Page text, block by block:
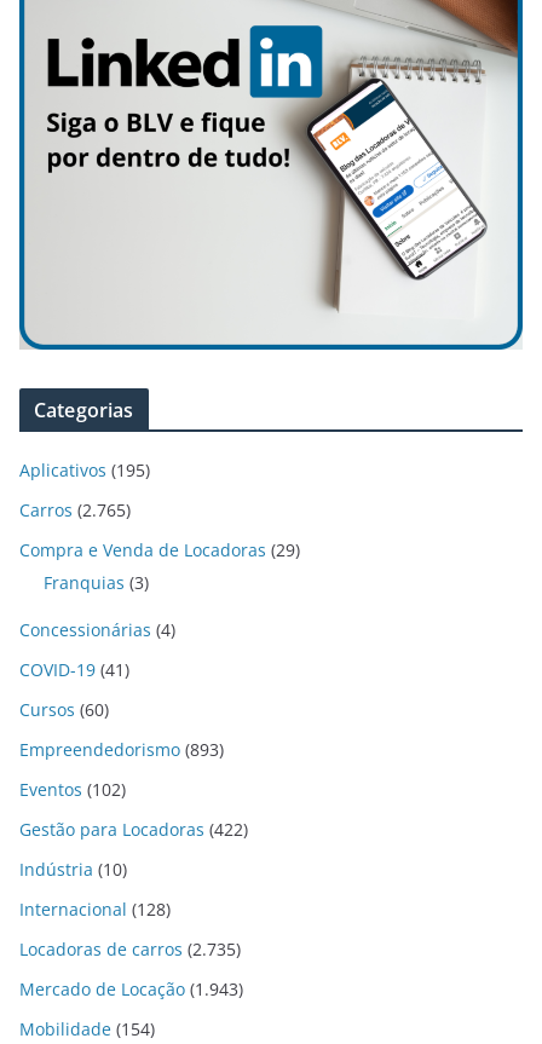
Categorias
Aplicativos (195)
Carros (2.765)
Compra e Venda de Locadoras (29)
Franquias (3)
Concessionárias (4)
COVID-19 (41)
Cursos (60)
Empreendedorismo (893)
Eventos (102)
Gestão para Locadoras (422)
Indústria (10)
Internacional (128)
Locadoras de carros (2.735)
Mercado de Locação (1.943)
Mobilidade (154)